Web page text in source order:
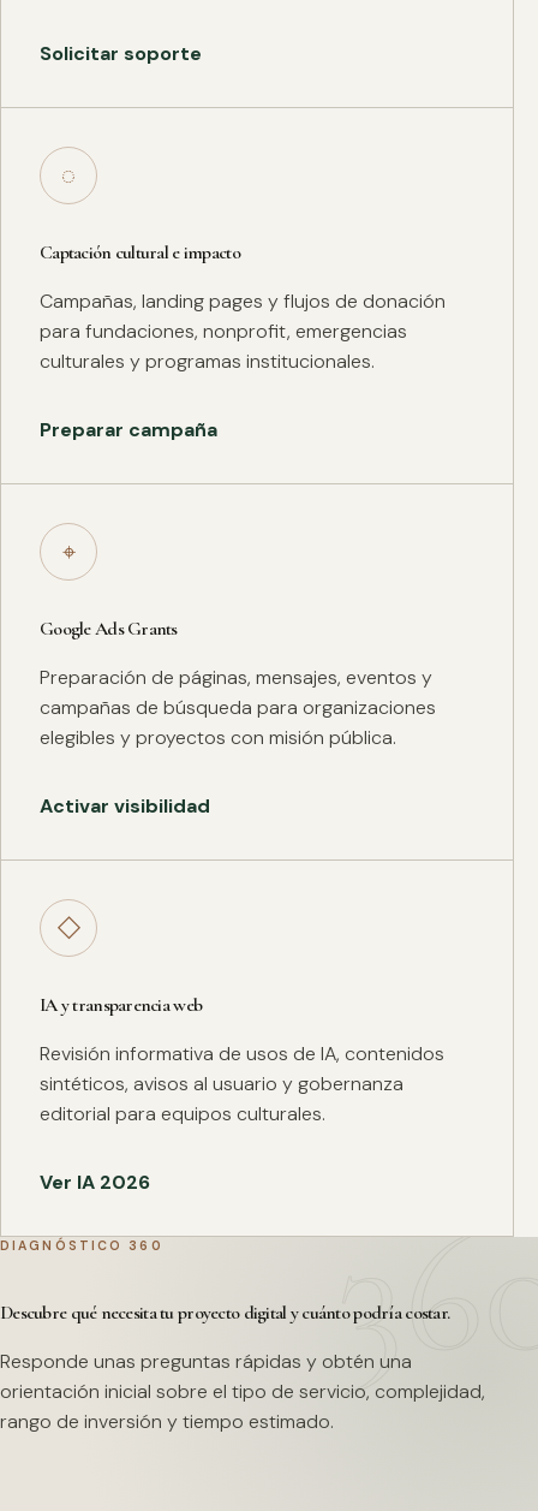
Solicitar soporte
◌
Captación cultural e impacto
Campañas, landing pages y flujos de donación
para fundaciones, nonprofit, emergencias
culturales y programas institucionales.
Preparar campaña
⌖
Google Ads Grants
Preparación de páginas, mensajes, eventos y
campañas de búsqueda para organizaciones
elegibles y proyectos con misión pública.
Activar visibilidad
◇
IA y transparencia web
Revisión informativa de usos de IA, contenidos
sintéticos, avisos al usuario y gobernanza
editorial para equipos culturales.
Ver IA 2026
DIAGNÓSTICO 360
Descubre qué necesita tu proyecto digital y cuánto podría costar.
Responde unas preguntas rápidas y obtén una
orientación inicial sobre el tipo de servicio, complejidad,
rango de inversión y tiempo estimado.